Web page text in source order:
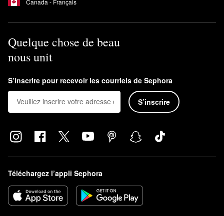
Canada - Français
Quelque chose de beau
nous unit
S’inscrire pour recevoir les courriels de Sephora
S’inscrire
Téléchargez l’appli Sephora